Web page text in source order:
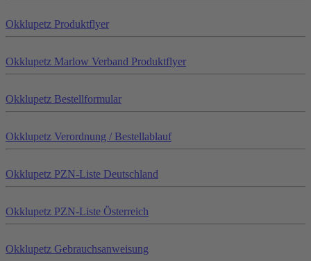
Okklupetz Produktflyer
Okklupetz Marlow Verband Produktflyer
Okklupetz Bestellformular
Okklupetz Verordnung / Bestellablauf
Okklupetz PZN-Liste Deutschland
Okklupetz PZN-Liste Österreich
Okklupetz Gebrauchsanweisung